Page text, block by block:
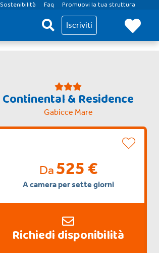
Sostenibilità Faq Promuovi la tua struttura
Iscriviti
Continental & Residence
Gabicce Mare
Da525 €
A camera per sette giorni
Richiedi disponibilità